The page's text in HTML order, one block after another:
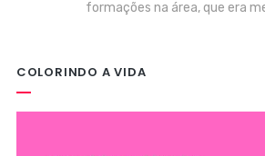
formações na área, que era
COLORINDO A VIDA